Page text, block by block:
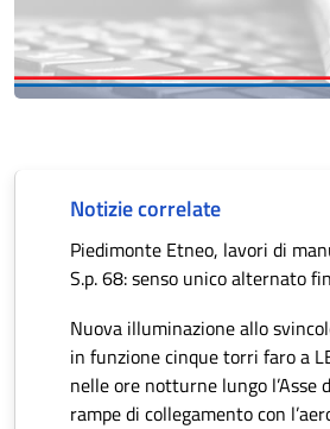
Notizie correlate
Piedimonte Etneo, lavori di
S.p. 68: senso unico alternato
Nuova illuminazione allo
in funzione cinque torri faro a
nelle ore notturne lungo l’Asse
rampe di collegamento con